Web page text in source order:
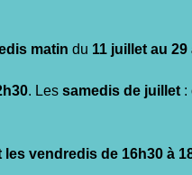
matin du 11 juillet au
. Les samedis de juillet :
vendredis de 16h30 à